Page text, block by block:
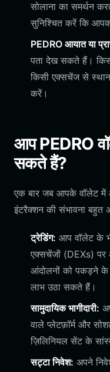
सोलाना का समर्थन
सुनिश्चित करें कि
PEDRO आयात या
पता देख सकते हैं।
किसी एक्सचेंज से
करें।
आप PEDRO
सकते हैं?
एक बार जब आपके वॉलेट में
इंटरैक्शन की संभावना बहुत
ट्रेडिंग: आप वॉलेट के
एक्सचेंजों (DEXs) पर
आंदोलनों को पकड़ने के
लाभ उठा सकते हैं।
सामुदायिक भागीदारी:
वाले प्लेटफ़ॉर्म और
ज़िलिनियल सेंट के
सट्टा निवेश: अपने